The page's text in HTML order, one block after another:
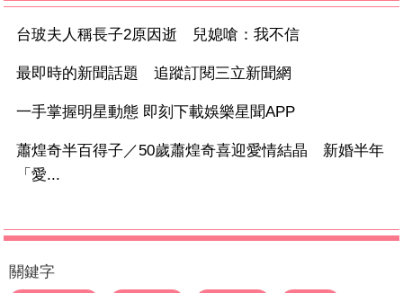
台玻夫人稱長子2原因逝 兒媳嗆：我不信
最即時的新聞話題 追蹤訂閱三立新聞網
一手掌握明星動態 即刻下載娛樂星聞APP
蕭煌奇半百得子／50歲蕭煌奇喜迎愛情結晶 新婚半年
「愛...
關鍵字